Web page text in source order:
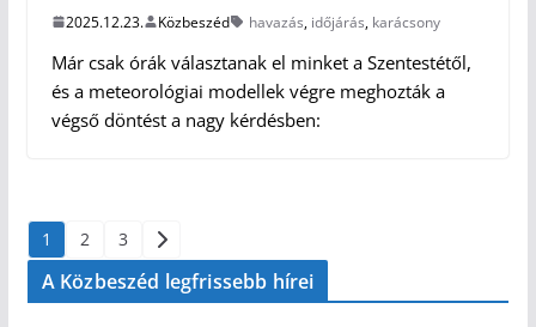
2025.12.23. Közbeszéd havazás, időjárás, karácsony
Már csak órák választanak el minket a Szentestétől,
és a meteorológiai modellek végre meghozták a
végső döntést a nagy kérdésben:
Bejegyzések
lapozása
1 2 3
A Közbeszéd legfrissebb hírei